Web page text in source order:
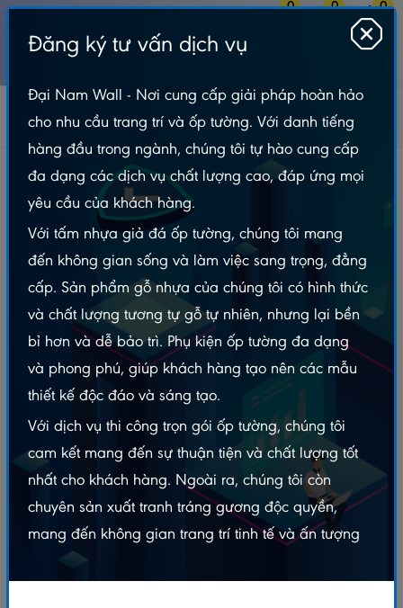
0 0 0
Vỉ gỗ nhựa ngoài trời
Vỉ gỗ nhựa ngoài trời vân gỗ VGDN30x30 - Gỗ Sáng
Vỉ gỗ nhựa ngoài trời vân gỗ VGDN30x30 - Gỗ
Sáng
Đăng ký tư vấn dịch vụ
Đại Nam Wall - Nơi cung cấp giải pháp hoàn hảo
cho nhu cầu trang trí và ốp tường. Với danh tiếng
hàng đầu trong ngành, chúng tôi tự hào cung cấp
đa dạng các dịch vụ chất lượng cao, đáp ứng mọi
yêu cầu của khách hàng.
Với tấm nhựa giả đá ốp tường, chúng tôi mang
đến không gian sống và làm việc sang trọng, đẳng
cấp. Sản phẩm gỗ nhựa của chúng tôi có hình thức
và chất lượng tương tự gỗ tự nhiên, nhưng lại bền
bỉ hơn và dễ bảo trì. Phụ kiện ốp tường đa dạng
và phong phú, giúp khách hàng tạo nên các mẫu
thiết kế độc đáo và sáng tạo.
Với dịch vụ thi công trọn gói ốp tường, chúng tôi
cam kết mang đến sự thuận tiện và chất lượng tốt
nhất cho khách hàng. Ngoài ra, chúng tôi còn
chuyên sản xuất tranh tráng gương độc quyền,
mang đến không gian trang trí tinh tế và ấn tượng